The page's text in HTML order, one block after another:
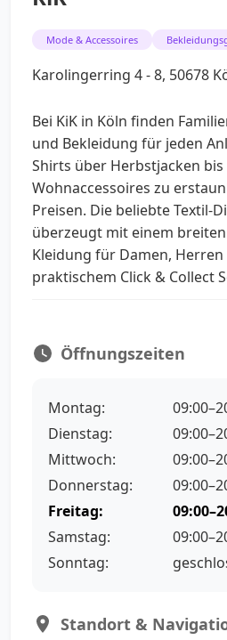
Mode & Accessoires
Karolingerring 4 - 8, 50678
Bei KiK in Köln finden
und Bekleidung für jeden
Shirts über Herbstjacken bis
Wohnaccessoires zu
Preisen. Die beliebte Textil-
überzeugt mit einem
Kleidung für Damen,
praktischem Click & Collect
Öffnungszeiten
Montag:
Dienstag:
Mittwoch:
Donnerstag:
Freitag:
Samstag:
Sonntag:
Standort &